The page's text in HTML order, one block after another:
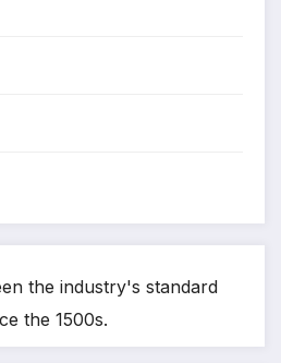
the industry's standard
the 1500s.